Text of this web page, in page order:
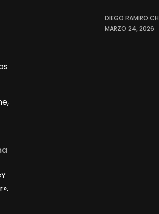
DIEGO RAMIRO CH.
MARZO 24, 2026